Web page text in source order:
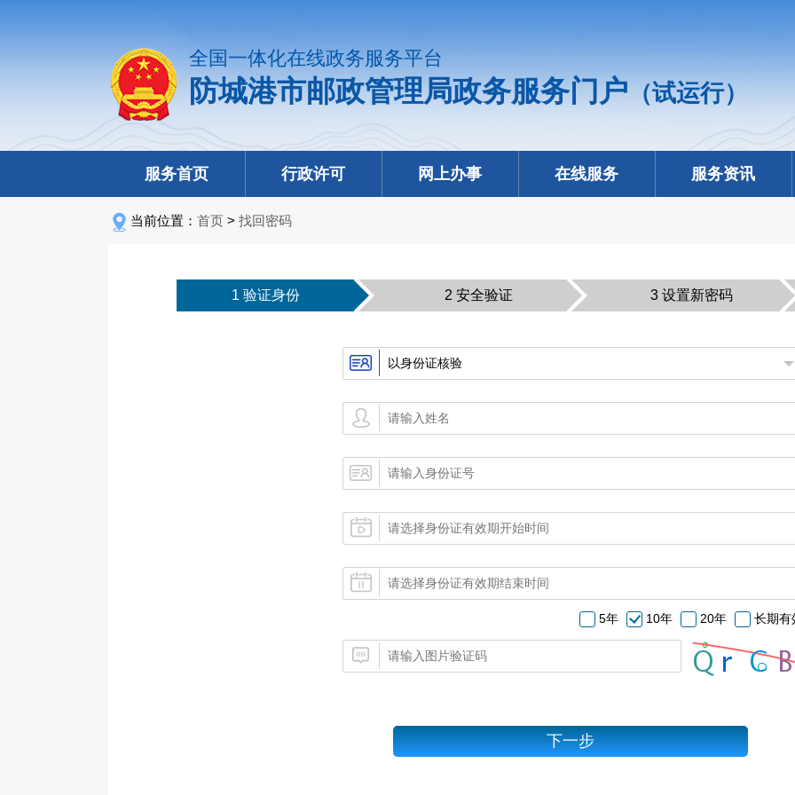
全国一体化在线政务服务平台
防城港市邮政管理局政务服务门户 （试运行）
服务首页 行政许可 网上办事 在线服务 服务资讯
当前位置： 首页 > 找回密码
1 验证身份 2 安全验证 3 设置新密码
5年 10年 20年 长期有